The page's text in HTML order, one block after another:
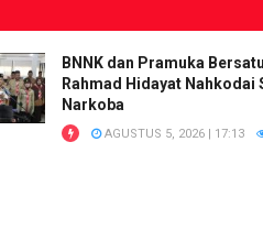
BNNK dan Pramuka
Rahmad Hidayat Nahkodai
Narkoba
AGUSTUS 5, 2026 | 17:13